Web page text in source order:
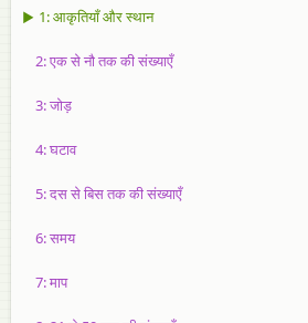
▶ 1: आकृतियाँ और स्थान
2: एक से नौ तक की संख्याएँ
3: जोड़
4: घटाव
5: दस से बिस तक की संख्याएँ
6: समय
7: माप